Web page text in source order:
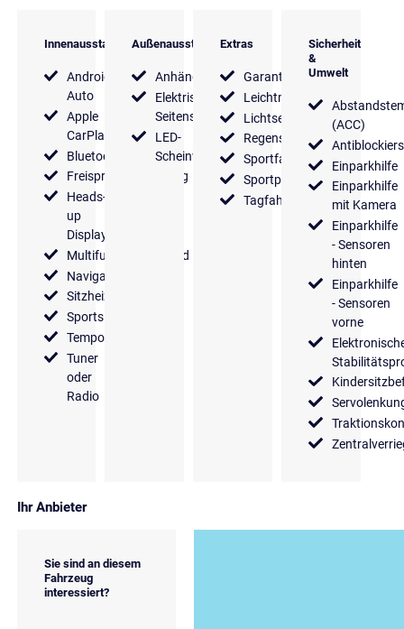
Innenausstattung
Android
Auto
Apple
CarPlay
Bluetooth
Freisprecheinrichtung
Heads-
up
Display
Multifunktionslenkrad
Navigationssystem
Sitzheizung
Sportsitze
Tempomat
Tuner
oder
Radio
Außenausstattung
Anhängerkupplung
Elektrische
Seitenspiegel
LED-
Scheinwerfer
Extras
Garantie
Leichtmetallfelgen
Lichtsensor
Regensensor
Sportfahrwerk
Sportpaket
Tagfahrlicht
Sicherheit
&
Umwelt
(ACC)
Einparkhilfe
Einparkhilfe
mit Kamera
Einparkhilfe
- Sensoren
hinten
Einparkhilfe
- Sensoren
vorne
Ihr Anbieter
Sie sind an diesem
Fahrzeug
interessiert?